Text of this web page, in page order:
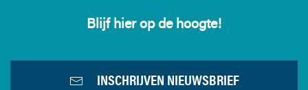
Blijf hier op de hoogte!
INSCHRIJVEN NIEUWSBRIEF